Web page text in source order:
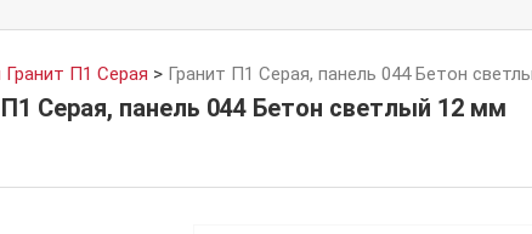
П1 Серая > Гранит П1 Серая, панель 044 Бетон
Серая, панель 044 Бетон светлый 12 мм